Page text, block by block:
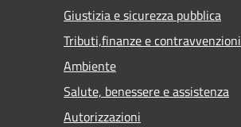
Giustizia e sicurezza pubblica
Tributi,finanze e contravvenzioni
Ambiente
Salute, benessere e assistenza
Autorizzazioni